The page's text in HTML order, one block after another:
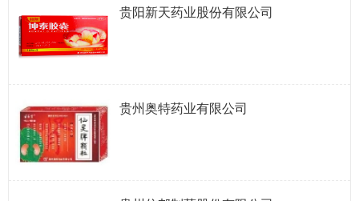
贵阳新天药业股份有限公司
贵州奥特药业有限公司